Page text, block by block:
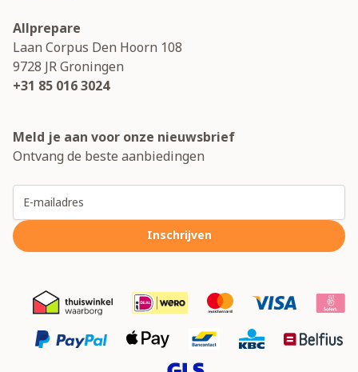
Allprepare
Laan Corpus Den Hoorn 108
9728 JRGroningen
+31 85 016 3024
Meld je aan voor onze nieuwsbrief
Ontvang de beste aanbiedingen
Inschrijven